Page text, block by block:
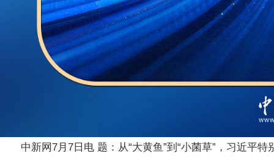
中新网7月7日电 题：从“大黄鱼”到“小菌草”，习近平特